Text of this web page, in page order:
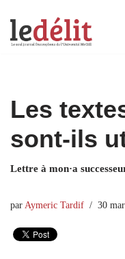
Aller
Les
sont-ils
Lettre à mon·a
par Aymeric Tardif 30